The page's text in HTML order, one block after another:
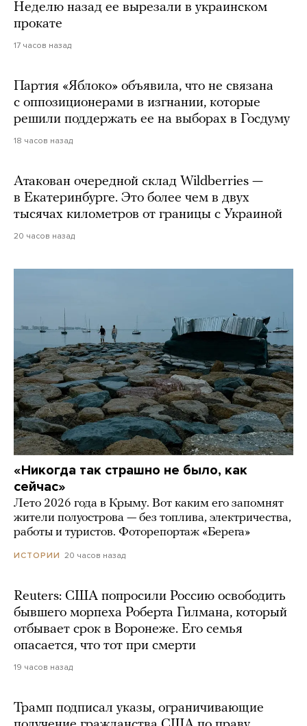
Неделю назад ее вырезали в украинском
прокате
17 часов назад
Партия «Яблоко» объявила, что не связана
с оппозиционерами в изгнании, которые
решили поддержать ее на выборах в Госдуму
18 часов назад
Атакован очередной склад Wildberries —
в Екатеринбурге. Это более чем в двух
тысячах километров от границы с Украиной
20 часов назад
«Никогда так страшно не было, как
сейчас»
Лето 2026 года в Крыму. Вот каким его запомнят
жители полуострова — без топлива, электричества,
работы и туристов. Фоторепортаж «Берега»
ИСТОРИИ 20 часов назад
Reuters: США попросили Россию освободить
бывшего морпеха Роберта Гилмана, который
отбывает срок в Воронеже. Его семья
опасается, что тот при смерти
19 часов назад
Трамп подписал указы, ограничивающие